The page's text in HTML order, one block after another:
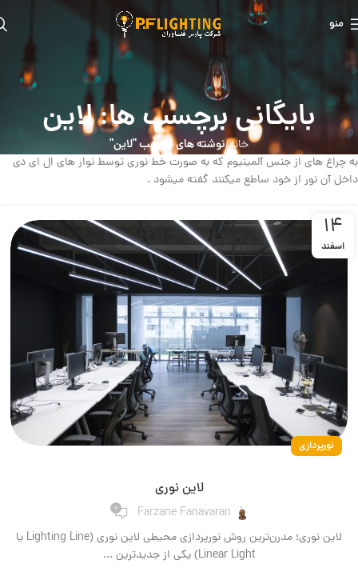
منو
بایگانی برچسب ها: لاین
خانه نوشته های برچسب "لاین"
به چراغ های از جنس آلمینیوم که به صورت خط نوری توسط نوار های ال ای دی
داخل آن نور از خود ساطع میکنند گفته میشود .
14
اسفند
نورپردازی
لاین نوری
Farzane Fanavaran
0
لاین نوری؛ مدرن‌ترین روش نورپردازی محیطی لاین نوری (Lighting Line یا
Linear Light) یکی از جدیدترین ...